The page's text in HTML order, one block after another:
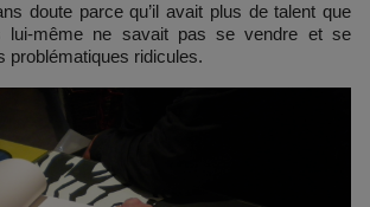
doute parce qu’il avait plus de talent que
lui-même ne savait pas se vendre et se
problématiques ridicules.